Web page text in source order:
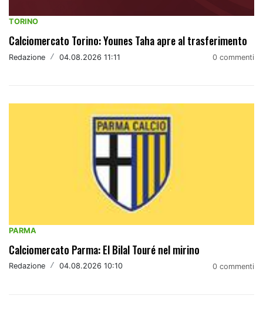
TORINO
Calciomercato Torino: Younes Taha apre al trasferimento
Redazione / 04.08.2026 11:11 0 commenti
PARMA
Calciomercato Parma: El Bilal Touré nel mirino
Redazione / 04.08.2026 10:10 0 commenti